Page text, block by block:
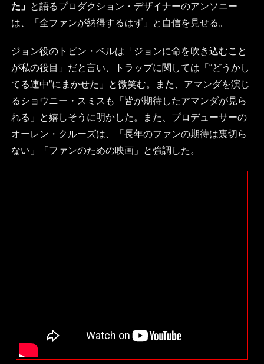
た」 と語るプロダクション・デザイナーのアンソニー
は、「全ファンが納得するはず」と自信を見せる。
ジョン役のトビン・ベルは「ジョンに命を吹き込むこと
が私の役目」だと言い、トラップに関しては「“どうかし
てる連中”にまかせた」と微笑む。また、アマンダを演じ
るショウニー・スミスも「皆が期待したアマンダが見ら
れる」と嬉しそうに明かした。また、プロデューサーの
オーレン・クルーズは、「長年のファンの期待は裏切ら
ない」「ファンのための映画」と強調した。